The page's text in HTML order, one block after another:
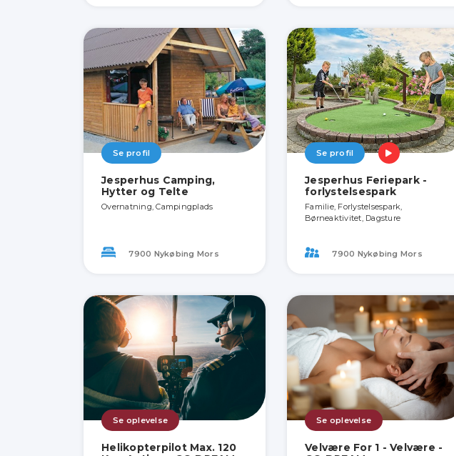
Se profil
Jesperhus Camping,
Hytter og Telte
Overnatning, Campingplads
7900 Nykøbing Mors
Se profil
Jesperhus Feriepark -
forlystelsespark
Familie, Forlystelsespark,
Børneaktivitet, Dagsture
7900 Nykøbing Mors
Se oplevelse
Helikopterpilot Max. 120
Se oplevelse
Velvære For 1 - Velvære -